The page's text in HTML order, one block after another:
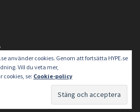
använder cookies. Genom att fortsätta HYPE.se
Vill du veta mer,
se: Cookie-policy